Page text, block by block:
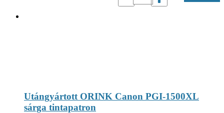
Utángyártott ORINK Canon PGI-1500XL
sárga tintapatron